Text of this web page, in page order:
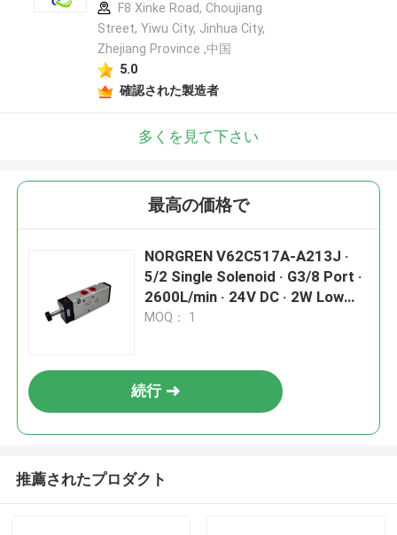
F8 Xinke Road, Choujiang
Street, Yiwu City, Jinhua City,
Zhejiang Province ,中国
5.0
確認された製造者
多くを見て下さい
最高の価格で
NORGREN V62C517A-A213J ·
5/2 Single Solenoid · G3/8 Port ·
2600L/min · 24V DC · 2W Low
Power · Push Locked · Aluminium
MOQ： 1
続行
推薦されたプロダクト